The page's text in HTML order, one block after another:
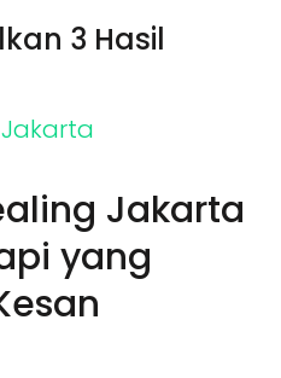
3 Hasil
Jakarta
yang